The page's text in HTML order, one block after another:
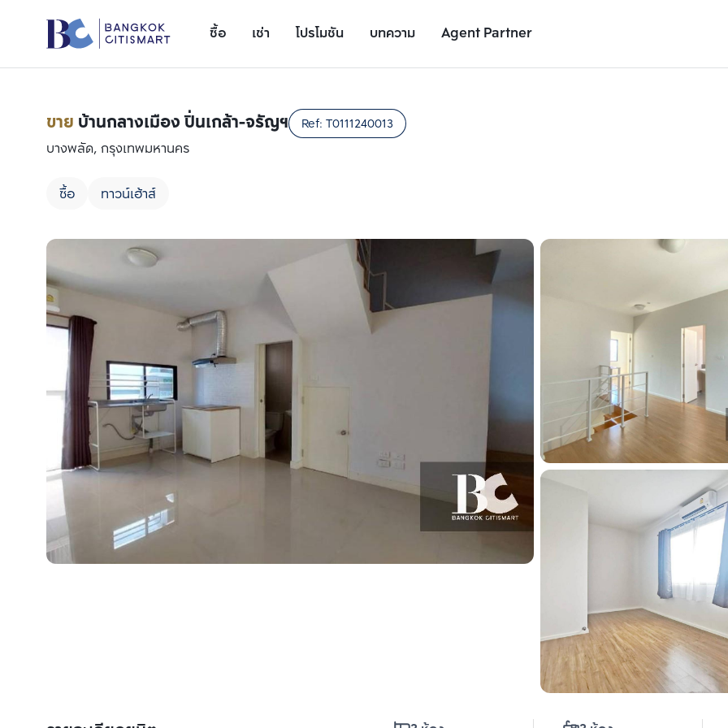
ซื้อ เช่า โปรโมชัน บทความ Agent Partner
รายละเอียดยูนิต
ขาย บ้านกลางเมือง ปิ่นเกล้า-จรัญฯ Ref: T0111240013
บางพลัด, กรุงเทพมหานคร
ซื้อ ทาวน์เฮ้าส์
รายการที่ 2
รายการที่ 3